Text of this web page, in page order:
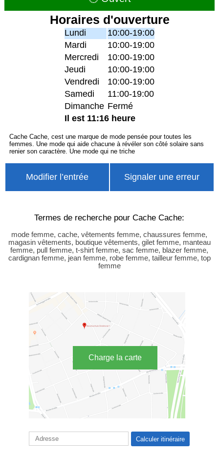
Horaires d'ouverture
Lundi
10:00-19:00
Mardi
10:00-19:00
Mercredi
10:00-19:00
Jeudi
10:00-19:00
Vendredi
10:00-19:00
Samedi
11:00-19:00
Dimanche Fermé
Il est 11:16 heure
Cache Cache, cest une marque de mode pensée pour toutes les
femmes. Une mode qui aide chacune à révéler son côté solaire sans
renier son caractère. Une mode qui ne triche
Modifier l’entrée Signaler une erreur
Termes de recherche pour Cache Cache:
mode femme, cache, vêtements femme, chaussures femme,
magasin vêtements, boutique vêtements, gilet femme, manteau
femme, pull femme, t-shirt femme, sac femme, blazer femme,
cardignan femme, jean femme, robe femme, tailleur femme, top
femme
Charge la carte